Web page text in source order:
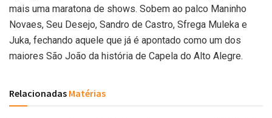
mais uma maratona de shows. Sobem ao palco Maninho
Novaes, Seu Desejo, Sandro de Castro, Sfrega Muleka e
Juka, fechando aquele que já é apontado como um dos
maiores São João da história de Capela do Alto Alegre.
Relacionadas Matérias